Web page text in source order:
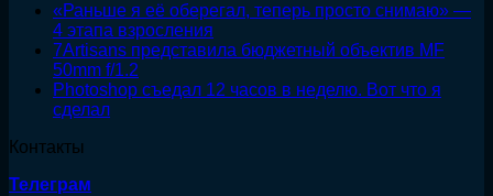
«Раньше я её оберегал, теперь просто снимаю» —
4 этапа взросления
7Artisans представила бюджетный объектив MF
50mm f/1.2
Photoshop съедал 12 часов в неделю. Вот что я
сделал
Контакты
Телеграм